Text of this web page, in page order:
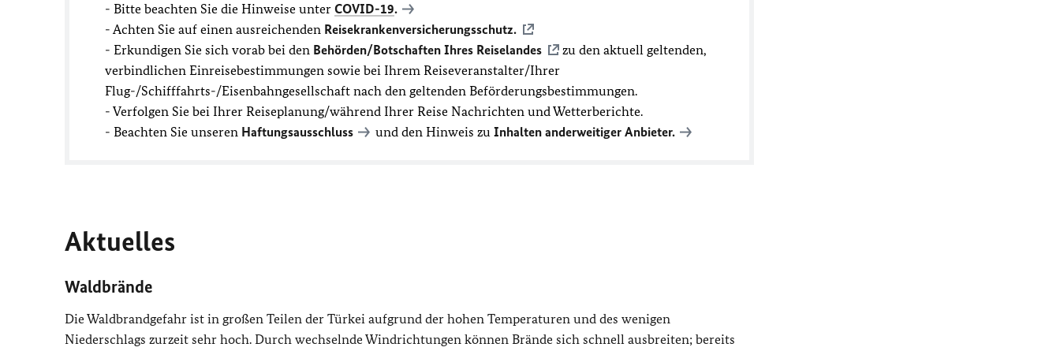
- Bitte beachten Sie die Hinweise unter COVID-19.
- Achten Sie auf einen ausreichenden Reisekrankenversicherungsschutz.
- Erkundigen Sie sich vorab bei den Behörden/Botschaften Ihres Reiselandes
zu den aktuell geltenden,
verbindlichen Einreisebestimmungen sowie bei Ihrem Reiseveranstalter/Ihrer
Flug-/Schifffahrts-/Eisenbahngesellschaft nach den geltenden Beförderungsbestimmungen.
- Verfolgen Sie bei Ihrer Reiseplanung/während Ihrer Reise Nachrichten und Wetterberichte.
- Beachten Sie unseren Haftungsausschluss und den Hinweis zu Inhalten anderweitiger Anbieter.
Aktuelles
Waldbrände
Die Waldbrandgefahr ist in großen Teilen der Türkei aufgrund der hohen Temperaturen und des wenigen
Niederschlags zurzeit sehr hoch. Durch wechselnde Windrichtungen können Brände sich schnell ausbreiten; bereits